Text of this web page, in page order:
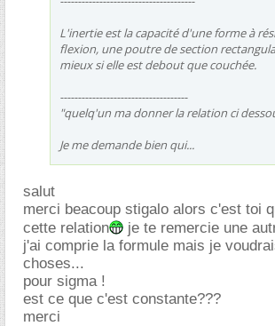
L'inertie est la capacité d'une forme à
flexion, une poutre de section
mieux si elle est debout que couchée.
------------------------------------
"quelq'un ma donner la relation ci
Je me demande bien qui...
salut
merci beacoup stigalo alors c'est toi
cette relation
je te remercie une
j'ai comprie la formule mais je
choses...
pour sigma !
est ce que c'est constante???
merci